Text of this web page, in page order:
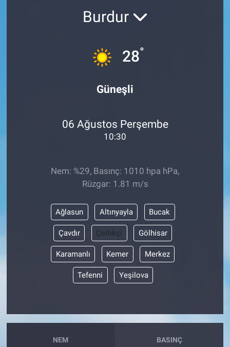
Burdur
28°
Güneşli
06 Ağustos Perşembe
10:30
Nem: %29, Basınç: 1010 hpa hPa,
Rüzgar: 1.81 m/s
Ağlasun Altınyayla Bucak
Çavdır Çeltikçi Gölhisar
Karamanlı Kemer Merkez
Tefenni Yeşilova
NEM BASINÇ
KÜLTÜR SANAT